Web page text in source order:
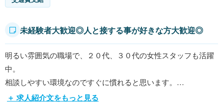
未経験者大歓迎◎人と接する事が好きな方大歓迎◎
明るい雰囲気の職場で、２０代、３０代の女性スタッフも活躍
中。
相談しやすい環境なのですぐに慣れると思います。
＋ 求人紹介文をもっと見る